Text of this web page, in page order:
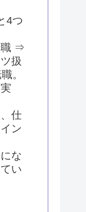
4つ
職 ⇒
扱
。
仕
ン
な
い